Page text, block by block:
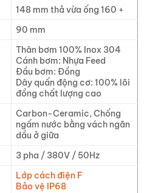
148 mm thả vừa ống 160 +
90 mm
Thân bơm 100% Inox 304
Cánh bơm: Nhựa Feed
Đầu bơm: Đồng
Dây quấn động cơ: 100% lõi
đồng chất lượng cao
Carbon-Ceramic, Chống
ngấm nước bằng vách ngăn
dầu ở giữa
3 pha / 380V / 50Hz
Lớp cách điện F
Bảo vệ IP68